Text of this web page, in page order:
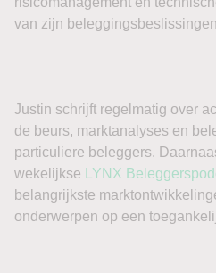
van zijn
Justin schrijft regelmatig over
de beurs, marktanalyses en
particuliere beleggers.
wekelijkse
LYNX
belangrijkste
onderwerpen op een